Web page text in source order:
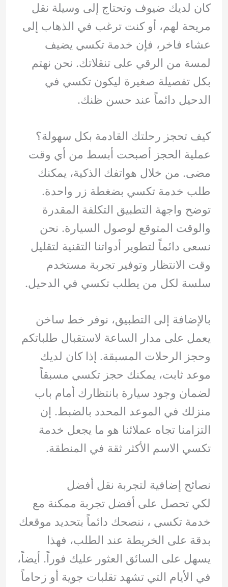
كان لديك ضيوف وتحتاج إلى وسيلة نقل
مريحة لهم، أو كنت ترغب في الذهاب إلى
عشاء فاخر، فإن خدمة تكسي يضيف
لمسة من الرقي على تنقلاتك. نحن نهتم
بكل تفصيلة صغيرة ليكون تكسي في
الدحيل دائماً عند حسن ظنك.
كيف تحجز رحلتك القادمة بكل سهولة؟
عملية الحجز أصبحت أبسط من أي وقت
مضى. من خلال هواتفك الذكية، يمكنك
طلب خدمة تكسي بضغطة زر واحدة.
توضح واجهة التطبيق التكلفة المقدرة
والوقت المتوقع لوصول السيارة. نحن
نسعى دائماً لتطوير أدواتنا التقنية لتقليل
وقت الانتظار وتوفير تجربة مستخدم
سلسة لكل من يطلب تكسي في الدحيل.
بالإضافة إلى التطبيق، نوفر خط ساخن
يعمل على مدار الساعة لاستقبال طلباتكم
وحجز الرحلات المسبقة. إذا كان لديك
موعد ثابت، يمكنك حجز تكسي مسبقاً
لضمان وجود سيارة بانتظارك أمام باب
منزلك في الموعد المحدد بالضبط. إن
التزامنا تجاه عملائنا هو ما يجعل خدمة
تكسي الاسم الأكثر ثقة في المنطقة.
نصائح إضافية لتجربة نقل أفضل
لكي تحصل على أفضل تجربة ممكنة مع
خدمة تكسي ، ننصحك دائماً بتحديد موقعك
بدقة على الخريطة عند الطلب، فهذا
يسهل على السائق العثور عليك فوراً. أيضاً،
في الأيام التي تشهد تقلبات جوية أو زحاماً